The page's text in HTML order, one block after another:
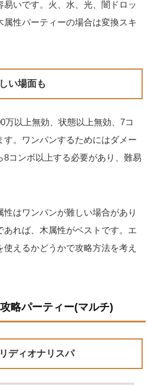
いです。火、水、光、闇ドロッ
性パーティーの場合は変換スキ
い場面も
万以上無効、状態以上無効、7コ
す。ワンパンするためにはダメー
コンボ以上する必要があり、難易
性はワンパンが難しい場合があり
あれば、木属性がベストです。エ
えるかどうかで攻略方法を考え
略パーティー(マルチ)
ディオナリスパ